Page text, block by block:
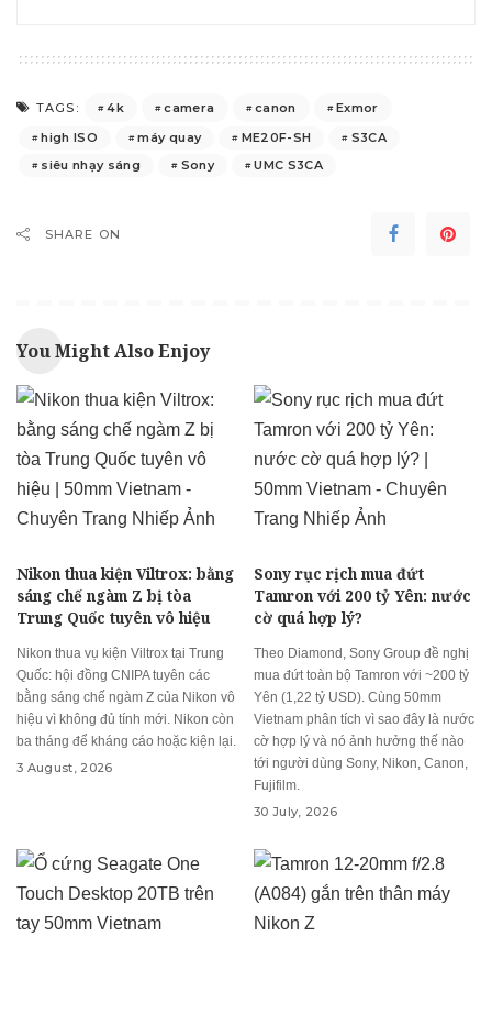
TAGS: 4k camera canon
Exmor
high ISO
máy quay ME20F-SH
S3CA
siêu nhạy sáng
Sony UMC S3CA
SHARE ON
You Might Also Enjoy
Nikon thua kiện Viltrox: bằng
sáng chế ngàm Z bị tòa
Trung Quốc tuyên vô hiệu
Nikon thua vụ kiện Viltrox tại Trung
Quốc: hội đồng CNIPA tuyên các
bằng sáng chế ngàm Z của Nikon vô
hiệu vì không đủ tính mới. Nikon còn
ba tháng để kháng cáo hoặc kiện lại.
3 August, 2026
Sony rục rịch mua đứt
Tamron với 200 tỷ Yên: nước
cờ quá hợp lý?
Theo Diamond, Sony Group đề nghị
mua đứt toàn bộ Tamron với ~200 tỷ
Yên (1,22 tỷ USD). Cùng 50mm
Vietnam phân tích vì sao đây là nước
cờ hợp lý và nó ảnh hưởng thế nào
tới người dùng Sony, Nikon, Canon,
Fujifilm.
30 July, 2026